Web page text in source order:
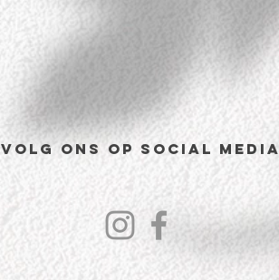
volg ons op Social Media